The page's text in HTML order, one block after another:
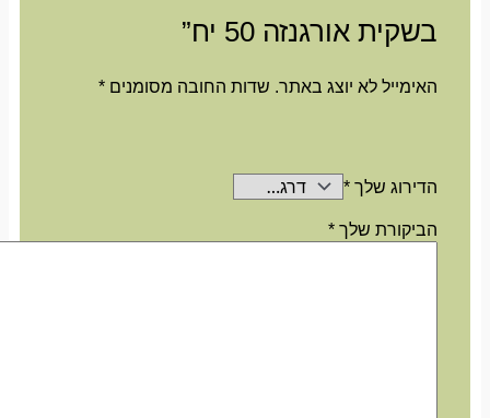
בשקית אורגנזה 50 יח”
האימייל לא יוצג באתר. שדות החובה מסומנים*
הדירוג שלך*
הביקורת שלך*